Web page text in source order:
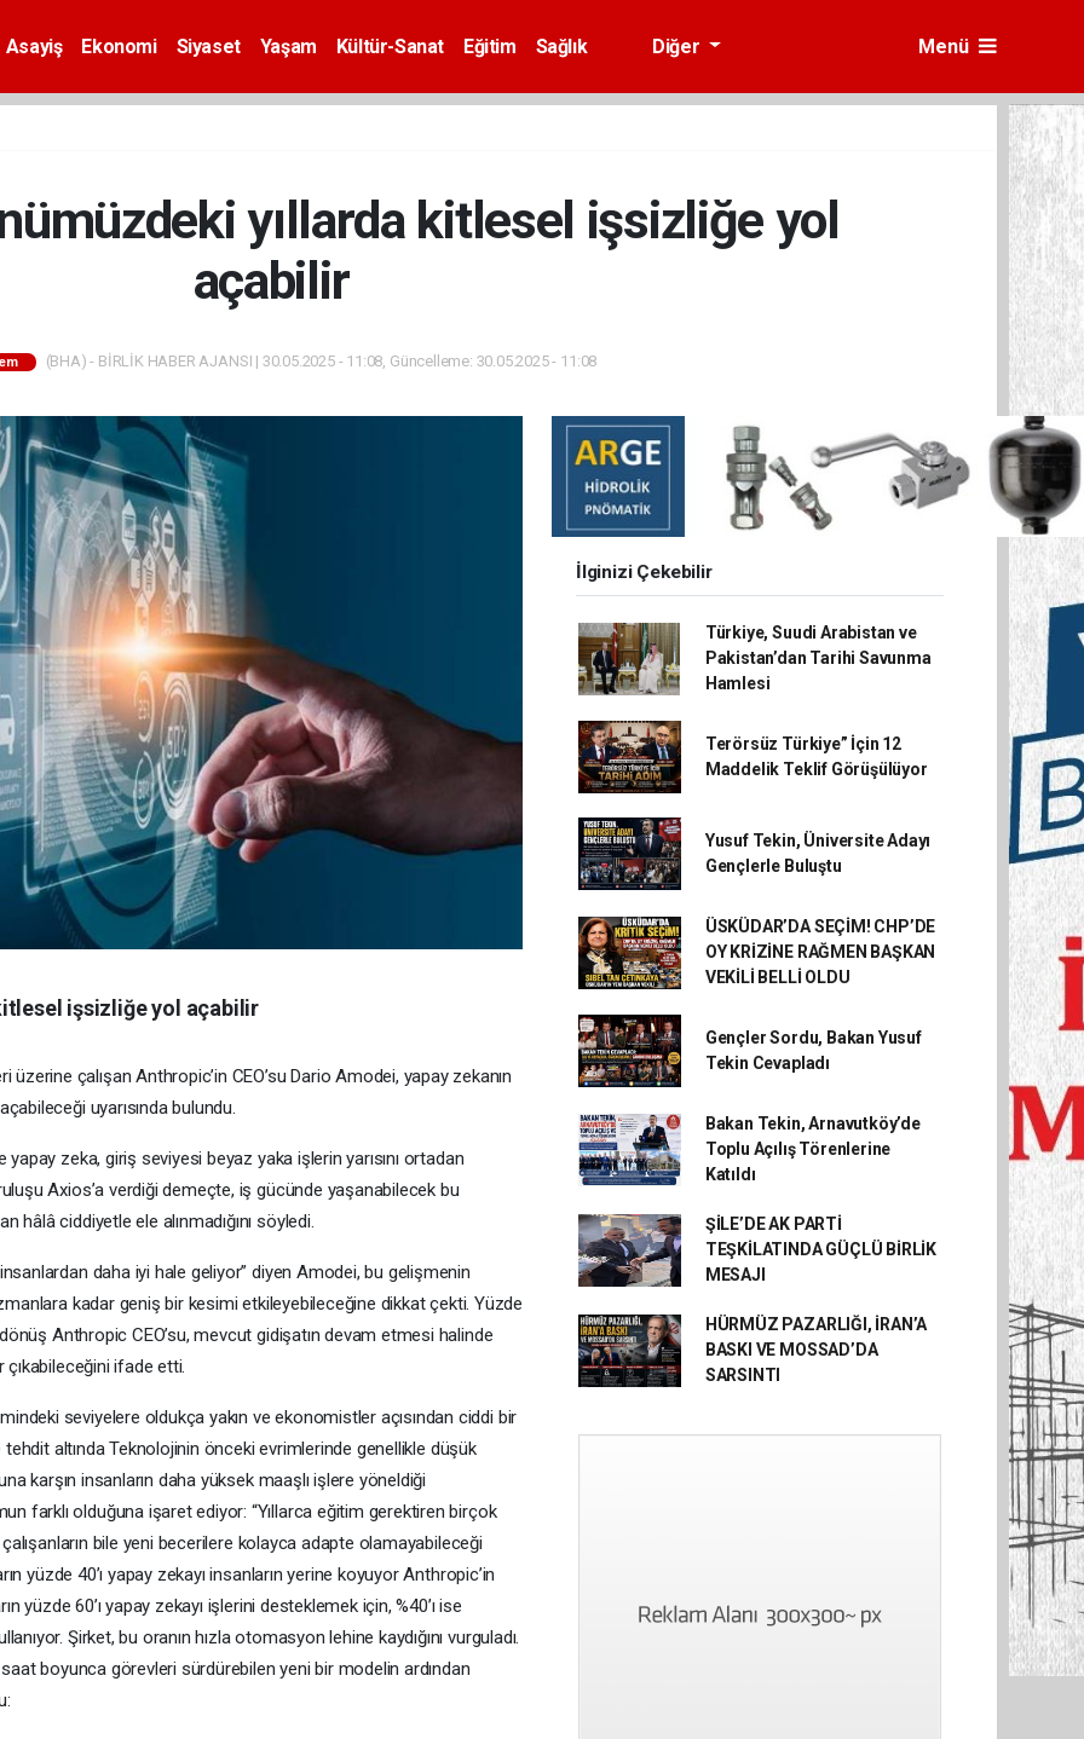
Asayiş Ekonomi Siyaset Yaşam Kültür-Sanat Eğitim
Sağlık
Diğer Menü
yıllarda kitlesel işsizliğe yol
açabilir
(BHA) - BİRLİK HABER AJANSI | 30.05.2025 - 11:08, Güncelleme: 30.05.2025 - 11:08
işsizliğe yol açabilir
çalışan Anthropic’in CEO’su Dario Amodei, yapay zekanın
uyarısında bulundu.
zeka, giriş seviyesi beyaz yaka işlerin yarısını ortadan
Axios’a verdiği demeçte, iş gücünde yaşanabilecek bu
ciddiyetle ele alınmadığını söyledi.
daha iyi hale geliyor” diyen Amodei, bu gelişmenin
kadar geniş bir kesimi etkileyebileceğine dikkat çekti. Yüzde
Anthropic CEO’su, mevcut gidişatın devam etmesi halinde
ifade etti.
seviyelere oldukça yakın ve ekonomistler açısından ciddi bir
altında Teknolojinin önceki evrimlerinde genellikle düşük
karşın insanların daha yüksek maaşlı işlere yöneldiği
farklı olduğuna işaret ediyor: “Yıllarca eğitim gerektiren birçok
bile yeni becerilere kolayca adapte olamayabileceği
yüzde 40’ı yapay zekayı insanların yerine koyuyor Anthropic’in
yüzde 60’ı yapay zekayı işlerini desteklemek için, %40’ı ise
Şirket, bu oranın hızla otomasyon lehine kaydığını vurguladı.
boyunca görevleri sürdürebilen yeni bir modelin ardından
İlginizi Çekebilir
Türkiye, Suudi Arabistan ve
Pakistan’dan Tarihi Savunma
Hamlesi
Terörsüz Türkiye” İçin 12
Maddelik Teklif Görüşülüyor
Yusuf Tekin, Üniversite Adayı
Gençlerle Buluştu
ÜSKÜDAR’DA SEÇİM! CHP’DE
OY KRİZİNE RAĞMEN BAŞKAN
VEKİLİ BELLİ OLDU
Gençler Sordu, Bakan Yusuf
Tekin Cevapladı
Bakan Tekin, Arnavutköy’de
Toplu Açılış Törenlerine
Katıldı
ŞİLE’DE AK PARTİ
TEŞKİLATINDA GÜÇLÜ BİRLİK
MESAJI
HÜRMÜZ PAZARLIĞI, İRAN’A
BASKI VE MOSSAD’DA
SARSINTI